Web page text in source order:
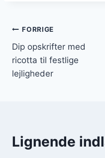
FORRIGE
Dip opskrifter med
ricotta til festlige
lejligheder
Lignende